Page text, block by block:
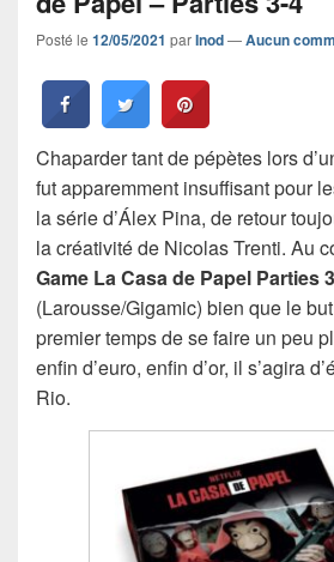
Posté le 12/05/2021 parInod—Aucun
Chaparder tant de pépètes lors
fut apparemment insuffisant pour
la série d’Álex Pina, de retour
la créativité de Nicolas Trenti. Au
Game La Casa de Papel Parties
(Larousse/Gigamic) bien que le
premier temps de se faire un peu
enfin d’euro, enfin d’or, il s’agira
Rio.